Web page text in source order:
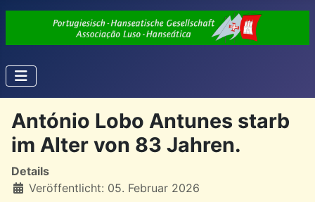
António Lobo Antunes starb
im Alter von 83 Jahren.
Details
Veröffentlicht: 05. Februar 2026